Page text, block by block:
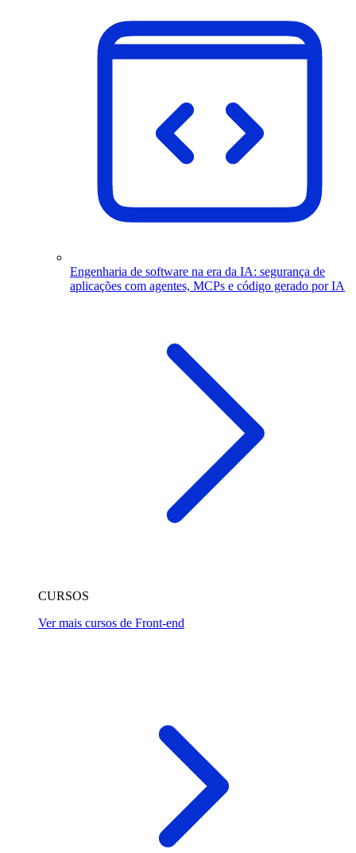
Engenharia de software na era da IA: segurança de
aplicações com agentes, MCPs e código gerado por IA
CURSOS
Ver mais cursos de Front-end